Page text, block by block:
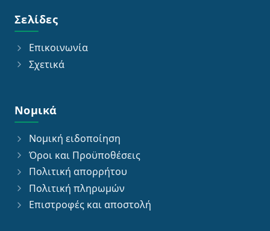
Σελίδες
Επικοινωνία
Σχετικά
Νομικά
Νομική ειδοποίηση
Όροι και Προϋποθέσεις
Πολιτική απορρήτου
Πολιτική πληρωμών
Επιστροφές και αποστολή